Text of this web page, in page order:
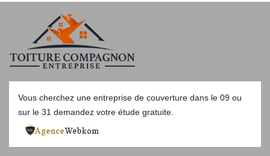
Vous cherchez une entreprise de couverture dans le 09 ou
sur le 31 demandez votre étude gratuite.